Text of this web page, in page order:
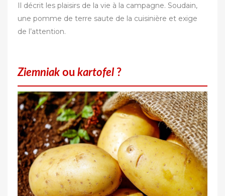
Il décrit les plaisirs de la vie à la campagne. Soudain,
une pomme de terre saute de la cuisinière et exige
de l’attention.
Ziemniak ou kartofel ?